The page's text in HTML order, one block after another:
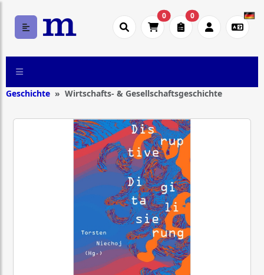
0 0
Geschichte Wirtschafts- & Gesellschaftsgeschichte